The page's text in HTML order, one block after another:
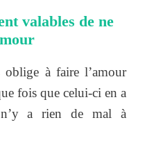
valables de ne
à faire l’amour
fois que celui-ci en a
a rien de mal à